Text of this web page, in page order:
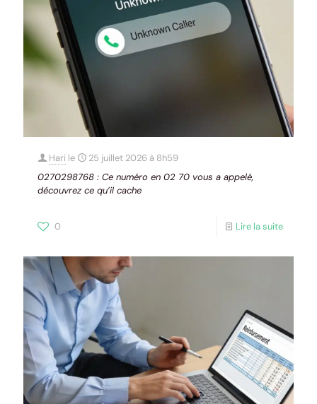
Hari le
25 juillet 2026 à 8h59
0270298768 : Ce numéro en 02 70 vous a appelé,
découvrez ce qu’il cache
0 Lire la suite